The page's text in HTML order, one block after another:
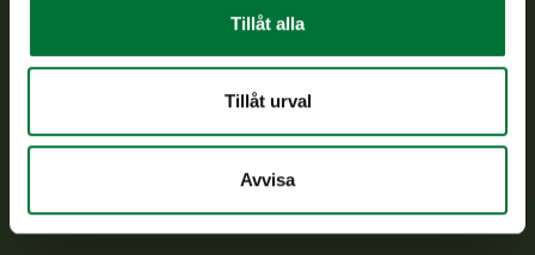
Tillåt alla
Tillåt urval
Avvisa
Alla kontaktuppgifter
Jaktkort